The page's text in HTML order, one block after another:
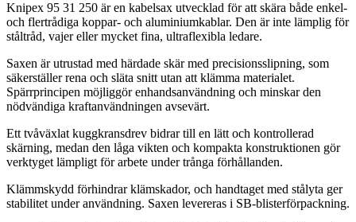
Knipex 95 31 250 är en kabelsax utvecklad för att skära både enkel-
och flertrådiga koppar- och aluminiumkablar. Den är inte lämplig för
ståltråd, vajer eller mycket fina, ultraflexibla ledare.
Saxen är utrustad med härdade skär med precisionsslipning, som
säkerställer rena och släta snitt utan att klämma materialet.
Spärrprincipen möjliggör enhandsanvändning och minskar den
nödvändiga kraftanvändningen avsevärt.
Ett tvåväxlat kuggkransdrev bidrar till en lätt och kontrollerad
skärning, medan den låga vikten och kompakta konstruktionen gör
verktyget lämpligt för arbete under trånga förhållanden.
Klämmskydd förhindrar klämskador, och handtaget med stålyta ger
stabilitet under användning. Saxen levereras i SB-blisterförpackning.